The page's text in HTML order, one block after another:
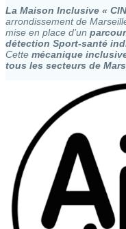
La Maison Inclusive «
arrondissement de
mise en place d’un
détection Sport-santé
Cette mécanique
tous les secteurs de